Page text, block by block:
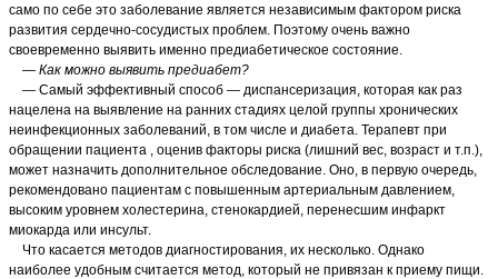
само по себе это заболевание является независимым фактором риска
развития сердечно-сосудистых проблем. Поэтому очень важно
своевременно выявить именно предиабетическое состояние.
— Как можно выявить предиабет?
— Самый эффективный способ — диспансеризация, которая как раз
нацелена на выявление на ранних стадиях целой группы хронических
неинфекционных заболеваний, в том числе и диабета. Терапевт при
обращении пациента , оценив факторы риска (лишний вес, возраст и т.п.),
может назначить дополнительное обследование. Оно, в первую очередь,
рекомендовано пациентам с повышенным артериальным давлением,
высоким уровнем холестерина, стенокардией, перенесшим инфаркт
миокарда или инсульт.
Что касается методов диагностирования, их несколько. Однако
наиболее удобным считается метод, который не привязан к приему пищи.